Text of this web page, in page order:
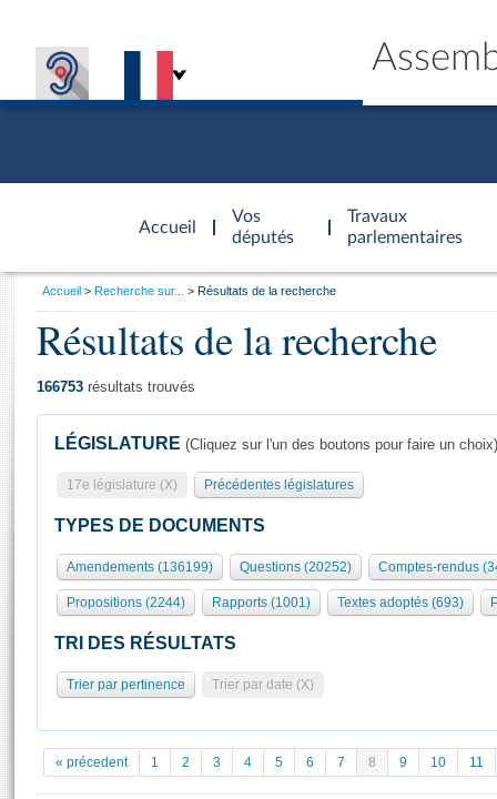
Accueil
d'accueil
Vos
députés
Travaux
parlementaires
Présidence
577 députés
Groupes politiques
Séance publique
Commissions et autres organes
Europe et International
Pétitions
Général
Rôle et pouvoirs de l'Assemblée
Organisation de l'Assemblée
Présidence Conférence des Présidents Bureau Collège des
Statistiques et chiffres clés
Documents de référence
( Constitution | Règlement de l'Assemblée ... )
Visiter l'Assemblée
Visite virtuelle du palais Bourbon
Assister à une séance
La Bibliothèque
Vous
Accueil Recherche sur... Résultats de la recherche
Résultats de la recherche
166753 résultats trouvés
LÉGISLATURE (Cliquez sur l'un des boutons pour faire un choix)
17e législature (X) Précédentes législatures
TYPES DE DOCUMENTS
Amendements (136199) Questions (20252) Comptes-rendus
Propositions (2244) Rapports (1001) Textes adoptés (693)
TRI DES RÉSULTATS
Trier par pertinence Trier par date (X)
« précedent 1 2 3 4 5 6 7 8 9 10 11